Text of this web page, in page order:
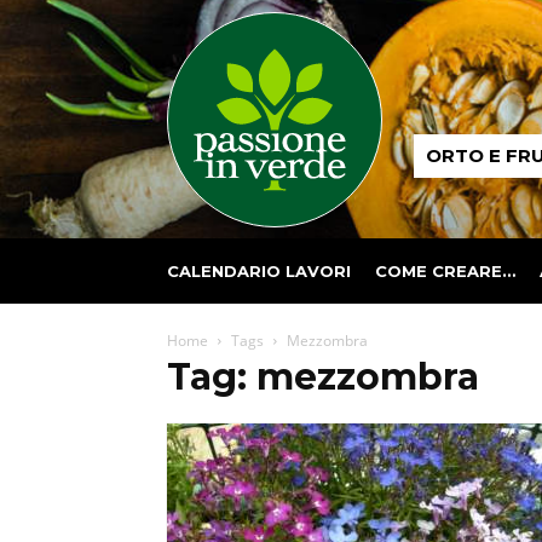
Passione
in ORTO E
CALENDARIO LAVORI COME CREARE…
Home Tags Mezzombra
Tag: mezzombra